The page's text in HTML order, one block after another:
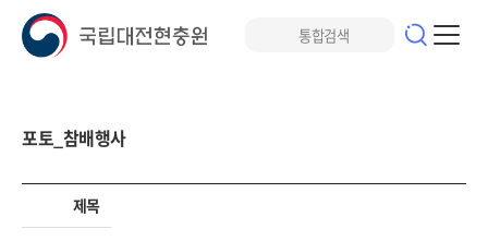
포토_참배행사
제목